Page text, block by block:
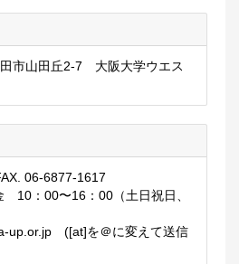
市山田丘2-7 大阪大学ウエス
06-6877-1617
10：00〜16：00（土日祝日、
up.or.jp ([at]を＠に変えて送信